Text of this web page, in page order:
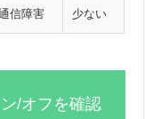
信障害 少ない
/オフを確認